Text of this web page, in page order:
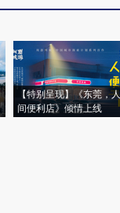
【特别呈现】《东莞，人
间便利店》倾情上线